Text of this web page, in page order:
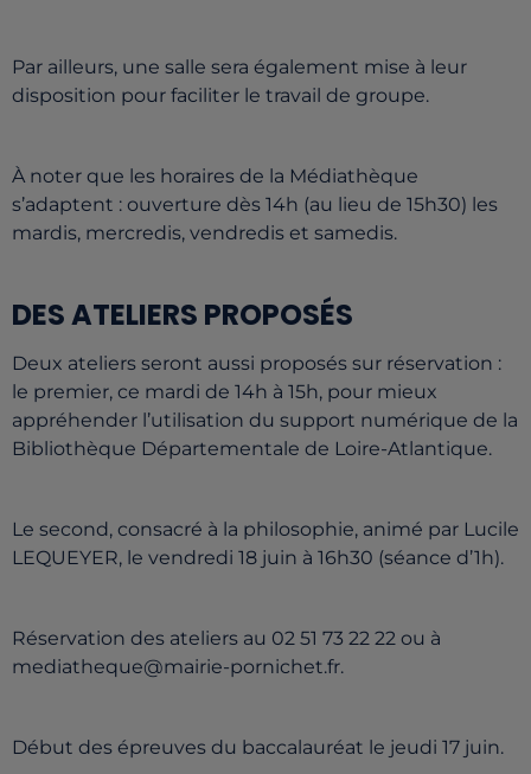
Par ailleurs, une salle sera également mise à leur
disposition pour faciliter le travail de groupe.
À noter que les horaires de la Médiathèque
s’adaptent : ouverture dès 14h (au lieu de 15h30) les
mardis, mercredis, vendredis et samedis.
DES ATELIERS PROPOSÉS
Deux ateliers seront aussi proposés sur réservation :
le premier, ce mardi de 14h à 15h, pour mieux
appréhender l’utilisation du support numérique de la
Bibliothèque Départementale de Loire-Atlantique.
Le second, consacré à la philosophie, animé par Lucile
LEQUEYER, le vendredi 18 juin à 16h30 (séance d’1h).
Réservation des ateliers au 02 51 73 22 22 ou à
mediatheque@mairie-pornichet.fr.
Début des épreuves du baccalauréat le jeudi 17 juin.